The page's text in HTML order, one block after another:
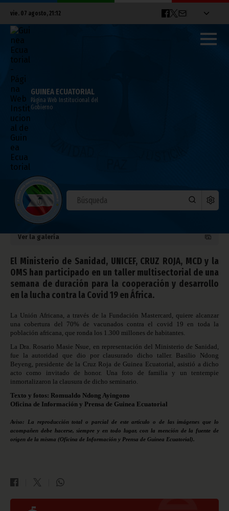
vie. 07 agosto, 21:12
GUINEA ECUATORIAL
Página Web Institucional del
Gobierno
Clausura de un taller de formación contra
la Covid 19
marzo 21, 2022
África COVID-19
Ver la galería
El Ministerio de Sanidad, UNICEF, CRUZ ROJA, MCD y la
OMS han participado en un taller multisectorial de una
semana de duración para la cooperación y desarrollo
en la lucha contra la Covid 19 en África.
La Unión Africana, a través de la Fundación Mastercard, quiere alcanzar
una cobertura del 70% de vacunados contra el covid 19 en toda la
población africana, que ronda los 1.300 millones de habitantes.
La Dra. Rosario Masie Nsue, en representación del Ministerio de Sanidad,
fue la autoridad que dio por clausurado dicho taller. Basilio Ndong
Beyeng, presidente de la Cruz Roja de Guinea Ecuatorial, asistió a dicho
acto como invitado de honor. Una foto de familia y un tentempie
inmortalizaron la clausura de dicho seminario.
Texto y fotos: Romualdo Ndong Ayingono
Oficina de Información y Prensa de Guinea Ecuatorial
Aviso: La reproducción total o parcial de este artículo o de las imágenes que lo
acompañen debe hacerse, siempre y en todo lugar, con la mención de la fuente de
origen de la misma (Oficina de Información y Prensa de Guinea Ecuatorial).